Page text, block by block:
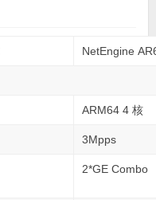
NetEngine
ARM64 4 核
3Mpps
2*GE Combo